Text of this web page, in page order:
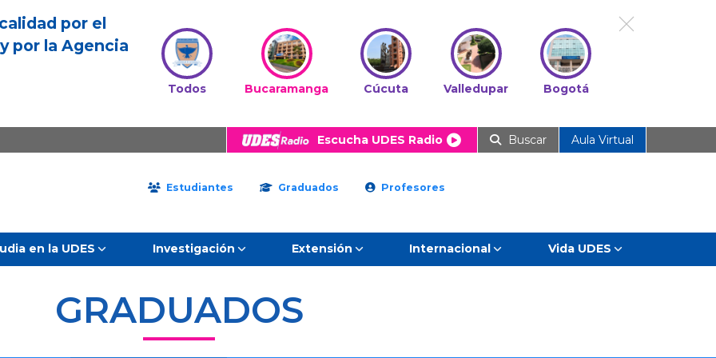
por el
por la Agencia
Todos Bucaramanga Cúcuta Valledupar Bogotá
Escucha UDES Radio Buscar Aula Virtual
Estudiantes Graduados Profesores
en la UDES Investigación Extensión Internacional Vida UDES
GRADUADOS